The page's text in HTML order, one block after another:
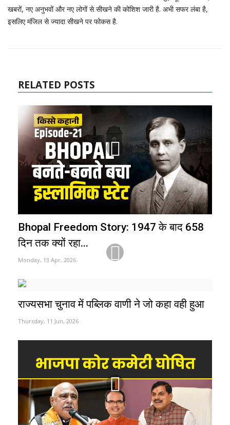
खबरों, नए अनुभवों और नए लोगों से सीखने की कोशिश जारी है. अभी सफर लंबा है,
इसलिए मंजिल से ज्यादा सीखने पर फोकस है.
RELATED POSTS
Bhopal Freedom Story: 1947 के बाद 658
दिन तक क्यों रहा...
Monday, 13 Apr, 2026
राज्यसभा चुनाव में पब्लिक वाणी ने जो कहा वही हुआ
Thursday, 11 Jun, 2026